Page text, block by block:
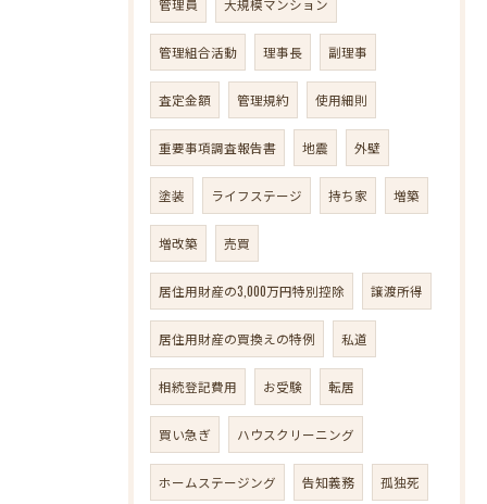
管理員 大規模マンション
管理組合活動 理事長 副理事
査定金額 管理規約 使用細則
重要事項調査報告書 地震 外壁
塗装 ライフステージ 持ち家 増築
増改築 売買
居住用財産の3,000万円特別控除 譲渡所得
居住用財産の買換えの特例 私道
相続登記費用 お受験 転居
買い急ぎ ハウスクリーニング
ホームステージング 告知義務 孤独死